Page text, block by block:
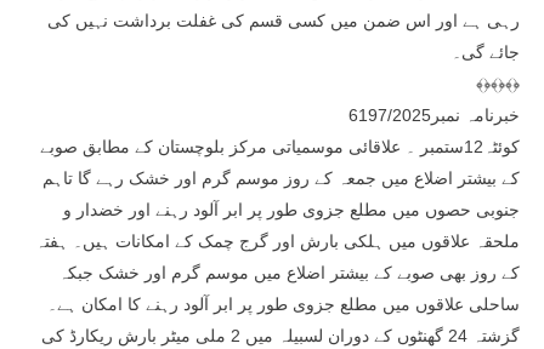
رہی ہے اور اس ضمن میں کسی قسم کی غفلت برداشت نہیں کی
جائے گی۔
﴾﴿﴾﴿﴾﴿
خبرنامہ نمبر6197/2025
کوئٹہ12ستمبر ۔ علاقائی موسمیاتی مرکز بلوچستان کے مطابق صوبے
کے بیشتر اضلاع میں جمعہ کے روز موسم گرم اور خشک رہے گا تاہم
جنوبی حصوں میں مطلع جزوی طور پر ابر آلود رہنے اور خضدار و
ملحقہ علاقوں میں ہلکی بارش اور گرج چمک کے امکانات ہیں۔ ہفتہ
کے روز بھی صوبے کے بیشتر اضلاع میں موسم گرم اور خشک جبکہ
ساحلی علاقوں میں مطلع جزوی طور پر ابر آلود رہنے کا امکان ہے۔
گزشتہ 24 گھنٹوں کے دوران لسبیلہ میں 2 ملی میٹر بارش ریکارڈ کی